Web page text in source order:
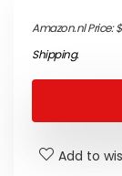
Amazon.nl Price:$
Shipping.
Add to